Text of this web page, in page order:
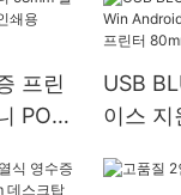
프린
POS
프린
USB
이스
린터